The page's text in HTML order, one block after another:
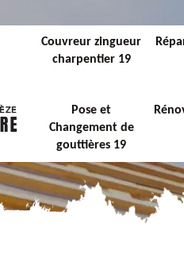
Couvreur zingueur
charpentier 19
Pose et
Changement de
gouttières 19